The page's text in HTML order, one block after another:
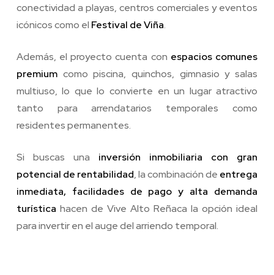
conectividad a playas, centros comerciales y eventos
icónicos como el Festival de Viña.
Además, el proyecto cuenta con espacios comunes
premiumcomo piscina, quinchos, gimnasio y salas
multiuso, lo que lo convierte en un lugar atractivo
tanto para arrendatarios temporales como
residentes permanentes.
Si buscas una
inversión inmobiliaria con gran
potencial de rentabilidad, la combinación de entrega
inmediata, facilidades de pago y alta demanda
turística hacen de Vive Alto Reñaca la opción ideal
para invertir en el auge del arriendo temporal.